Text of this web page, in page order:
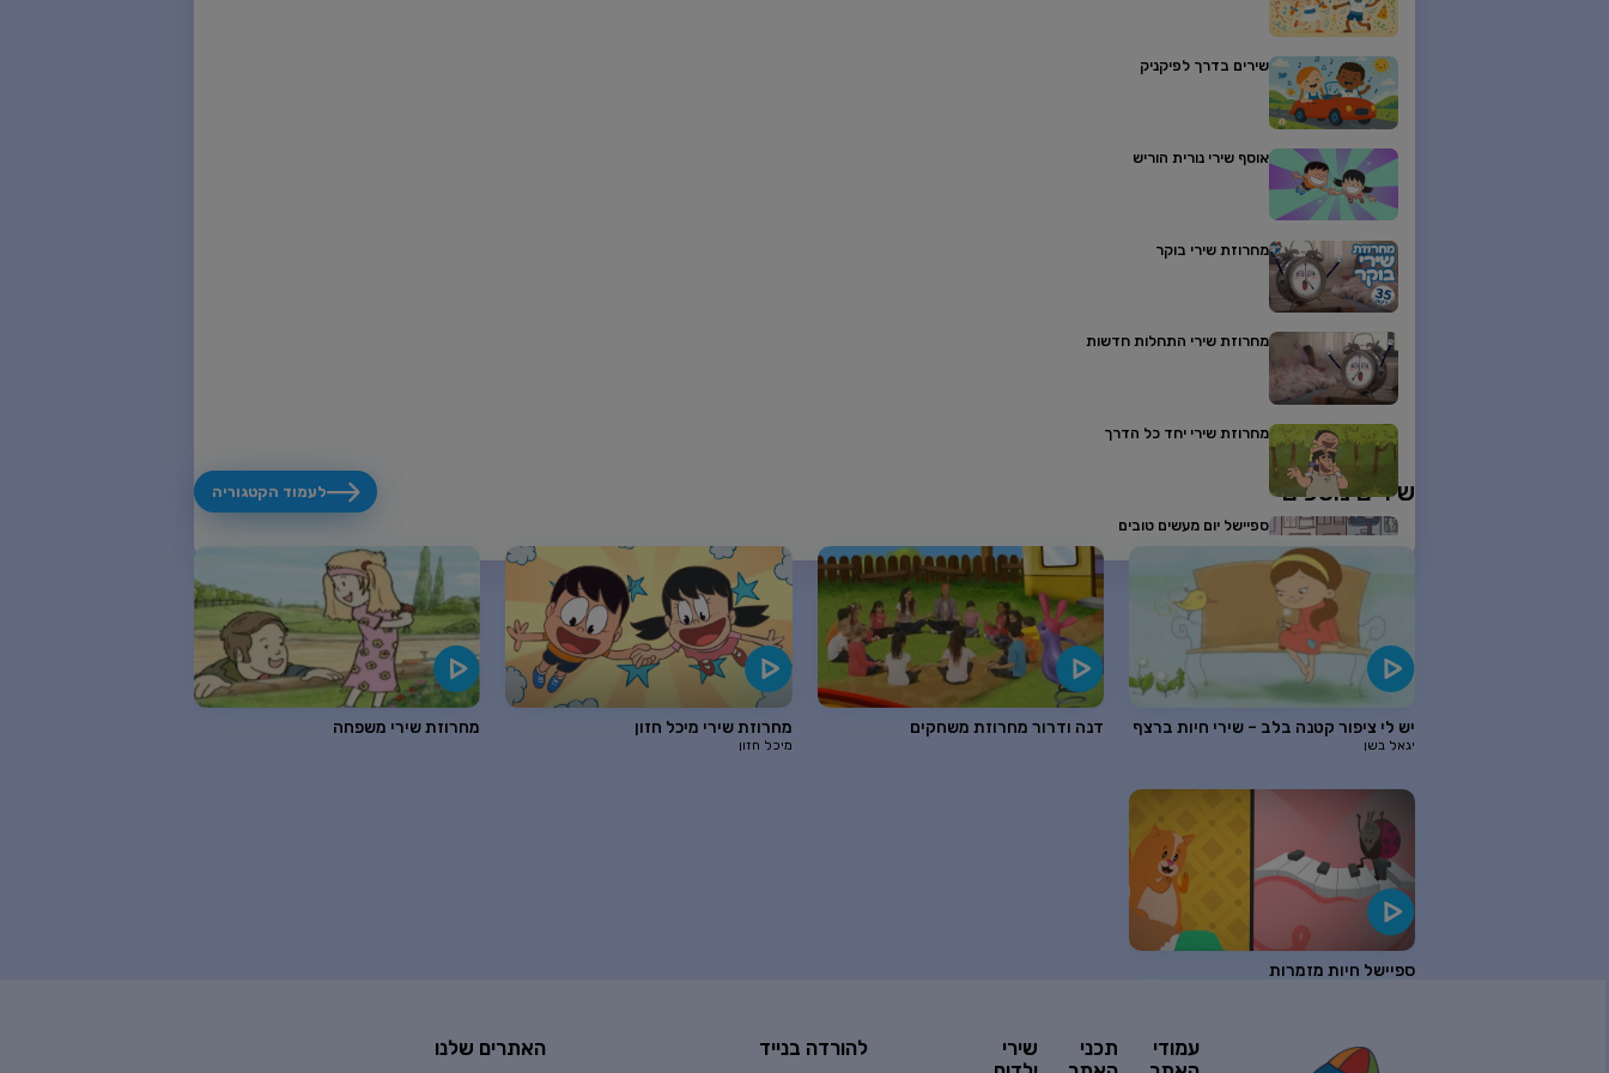
שירים בדרך לפיקניק
אוסף שירי נורית הוריש
מחרוזת שירי בוקר
מחרוזת שירי התחלות חדשות
מחרוזת שירי יחד כל הדרך
ספיישל יום מעשים טובים
אוסף שירי הכבש השישה עשר – יום הולדת ליהונתן גפן
ספיישל שירי חנן הגנן וחברים – רינת הופר
ספיישל שירי חורף
שירים נוספים לעמוד הקטגוריה
יש לי ציפור קטנה בלב – שירי חיות ברצף
יגאל בשן
דנה ודרור מחרוזת משחקים מחרוזת שירי מיכל חזון
מיכל חזון
מחרוזת שירי משפחה
ספיישל חיות מזמרות
עמודי
תכני
שירי
להורדה בנייד האתרים שלנו